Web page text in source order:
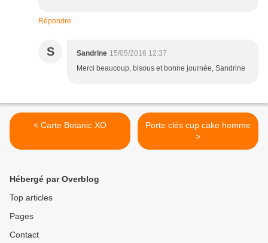
Répondre
S Sandrine 15/05/2016 12:37
Merci beaucoup, bisous et bonne journée, Sandrine
< Carte Botanic XO
Porte clés cup cake homme
>
Hébergé par Overblog
Top articles
Pages
Contact